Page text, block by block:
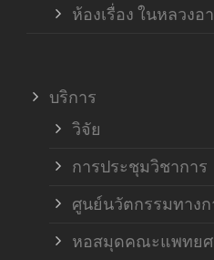
ห้องเรื่อง ในหลวงอ
บริการ
วิจัย
การประชุมวิชาการ
ศูนย์นวัตกรรมทางก
หอสมุดคณะแพทย